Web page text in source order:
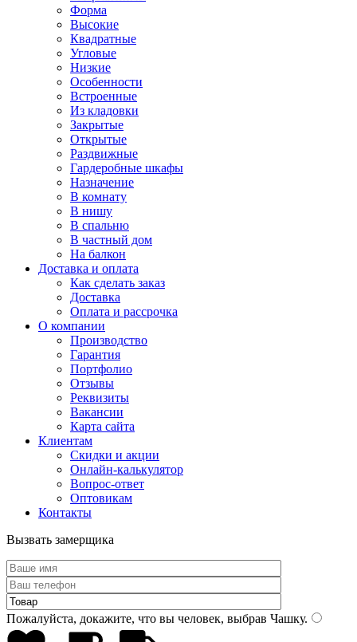
Форма
Высокие
Квадратные
Угловые
Низкие
Особенности
Встроенные
Из кладовки
Закрытые
Открытые
Раздвижные
Гардеробные шкафы
Назначение
В комнату
В нишу
В спальню
В частный дом
На балкон
Доставка и оплата
Как сделать заказ
Доставка
Оплата и рассрочка
О компании
Производство
Гарантия
Портфолио
Отзывы
Реквизиты
Вакансии
Карта сайта
Клиентам
Скидки и акции
Онлайн-калькулятор
Вопрос-ответ
Оптовикам
Контакты
Вызвать замерщика
Пожалуйста, докажите, что вы человек, выбрав Чашку.